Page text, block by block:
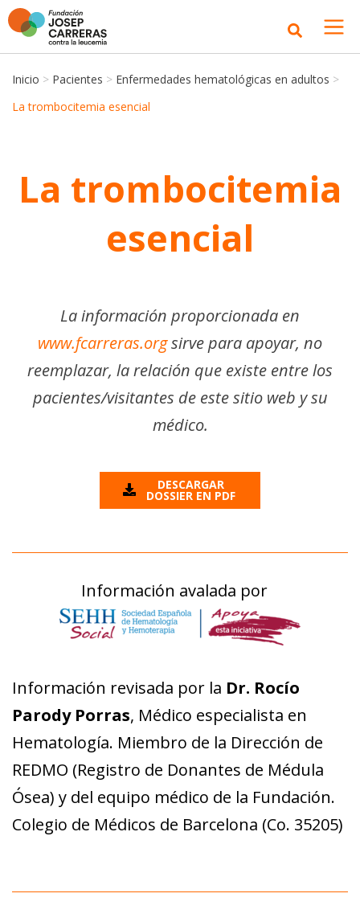
Inicio > Pacientes > Enfermedades hematológicas en adultos >
La trombocitemia esencial
La trombocitemia
esencial
La información proporcionada en
www.fcarreras.orgsirve para apoyar, no
reemplazar, la relación que existe entre los
pacientes/visitantes de este sitio web y su
médico.
DESCARGAR
DOSSIER EN PDF
Información avalada por
Información revisada por la Dr. Rocío
Parody Porras, Médico especialista en
Hematología. Miembro de la Dirección de
REDMO (Registro de Donantes de Médula
Ósea) y del equipo médico de la Fundación.
Colegio de Médicos de Barcelona (Co. 35205)